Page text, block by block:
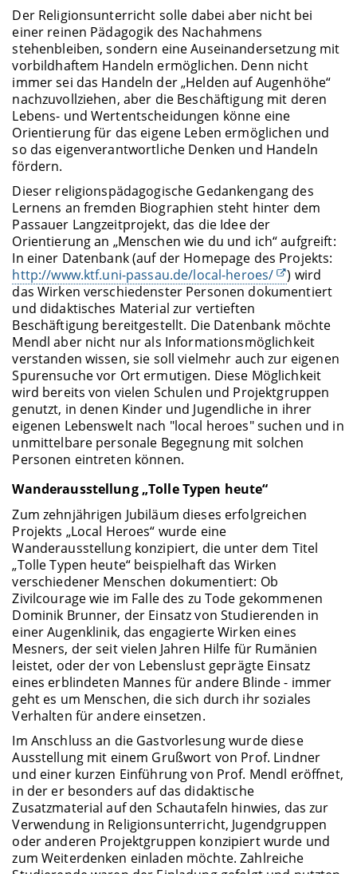
Der Religionsunterricht solle dabei aber nicht bei
einer reinen Pädagogik des Nachahmens
stehenbleiben, sondern eine Auseinandersetzung mit
vorbildhaftem Handeln ermöglichen. Denn nicht
immer sei das Handeln der „Helden auf Augenhöhe“
nachzuvollziehen, aber die Beschäftigung mit deren
Lebens- und Wertentscheidungen könne eine
Orientierung für das eigene Leben ermöglichen und
so das eigenverantwortliche Denken und Handeln
fördern.
Dieser religionspädagogische Gedankengang des
Lernens an fremden Biographien steht hinter dem
Passauer Langzeitprojekt, das die Idee der
Orientierung an „Menschen wie du und ich“ aufgreift:
In einer Datenbank (auf der Homepage des Projekts:
http://www.ktf.uni-passau.de/local-heroes/
) wird
das Wirken verschiedenster Personen dokumentiert
und didaktisches Material zur vertieften
Beschäftigung bereitgestellt. Die Datenbank möchte
Mendl aber nicht nur als Informationsmöglichkeit
verstanden wissen, sie soll vielmehr auch zur eigenen
Spurensuche vor Ort ermutigen. Diese Möglichkeit
wird bereits von vielen Schulen und Projektgruppen
genutzt, in denen Kinder und Jugendliche in ihrer
eigenen Lebenswelt nach "local heroes" suchen und in
unmittelbare personale Begegnung mit solchen
Personen eintreten können.
Wanderausstellung „Tolle Typen heute“
Zum zehnjährigen Jubiläum dieses erfolgreichen
Projekts „Local Heroes“ wurde eine
Wanderausstellung konzipiert, die unter dem Titel
„Tolle Typen heute“ beispielhaft das Wirken
verschiedener Menschen dokumentiert: Ob
Zivilcourage wie im Falle des zu Tode gekommenen
Dominik Brunner, der Einsatz von Studierenden in
einer Augenklinik, das engagierte Wirken eines
Mesners, der seit vielen Jahren Hilfe für Rumänien
leistet, oder der von Lebenslust geprägte Einsatz
eines erblindeten Mannes für andere Blinde - immer
geht es um Menschen, die sich durch ihr soziales
Verhalten für andere einsetzen.
Im Anschluss an die Gastvorlesung wurde diese
Ausstellung mit einem Grußwort von Prof. Lindner
und einer kurzen Einführung von Prof. Mendl eröffnet,
in der er besonders auf das didaktische
Zusatzmaterial auf den Schautafeln hinwies, das zur
Verwendung in Religionsunterricht, Jugendgruppen
oder anderen Projektgruppen konzipiert wurde und
zum Weiterdenken einladen möchte. Zahlreiche